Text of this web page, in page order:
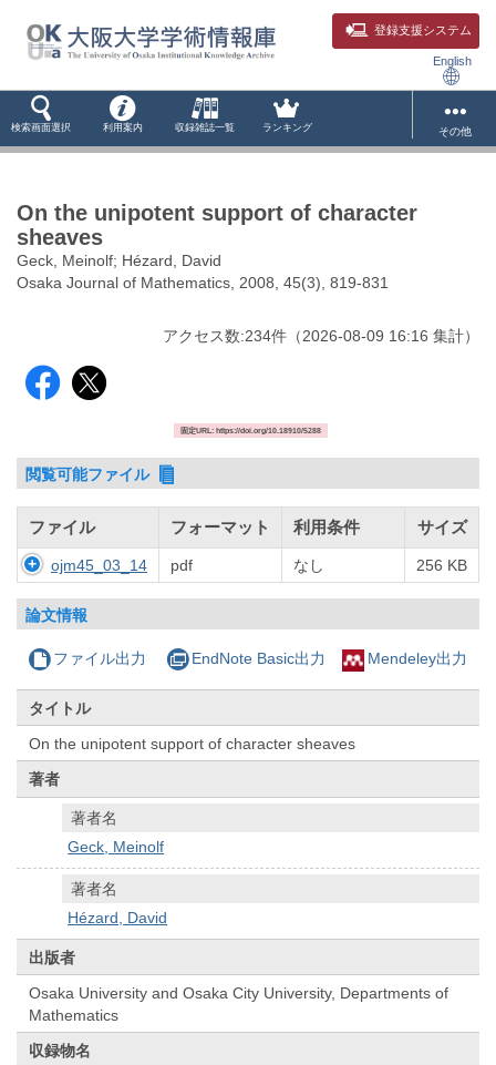
登録支援システム
English
検索画面選択 利用案内 収録雑誌一覧 ランキング その他
On the unipotent support of character
sheaves
Geck, Meinolf; Hézard, David
Osaka Journal of Mathematics, 2008, 45(3), 819-831
アクセス数:234件 （2026-08-09 16:16 集計）
固定URL: https://doi.org/10.18910/5288
閲覧可能ファイル
ファイル フォーマット 利用条件 サイズ
ojm45_03_14 pdf なし 256 KB
論文情報
ファイル出力 EndNote Basic出力 Mendeley出力
タイトル
On the unipotent support of character sheaves
著者
著者名
Geck, Meinolf
著者名
Hézard, David
出版者
Osaka University and Osaka City University, Departments of
Mathematics
収録物名